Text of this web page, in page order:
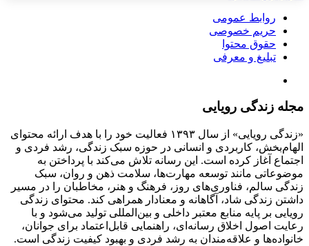
روابط عمومی
حریم خصوصی
حقوق محتوا
تبلیغ و معرفی
مجله زندگی رویایی
«زندگی رویایی» از سال ۱۳۹۳ فعالیت خود را با هدف ارائه محتوای
الهام‌بخش، کاربردی و انسانی در حوزه سبک زندگی، رشد فردی و
اجتماع آغاز کرده است. این رسانه تلاش می‌کند با پرداختن به
موضوعاتی مانند توسعه مهارت‌ها، سلامت ذهن و روان، سبک
زندگی سالم، فناوری‌های روز، فرهنگ و هنر، مخاطبان را در مسیر
داشتن زندگی شاد، آگاهانه و معنادار همراهی کند. محتوای زندگی
رویایی بر پایه منابع معتبر داخلی و بین‌المللی تولید می‌شود و با
رعایت اصول اخلاق رسانه‌ای، راهنمایی قابل‌اعتماد برای جوانان،
خانواده‌ها و علاقه‌مندان به رشد فردی و بهبود کیفیت زندگی است.